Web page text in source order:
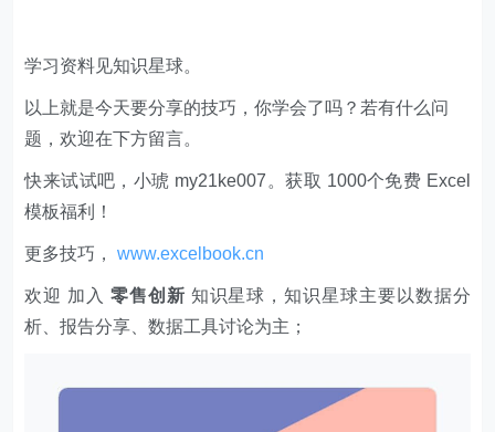
学习资料见知识星球。
以上就是今天要分享的技巧，你学会了吗？若有什么问
题，欢迎在下方留言。
快来试试吧，小琥 my21ke007。获取 1000个免费 Excel
模板福利​​​​！
更多技巧，www.excelbook.cn
欢迎 加入 零售创新 知识星球，知识星球主要以数据分
析、报告分享、数据工具讨论为主；